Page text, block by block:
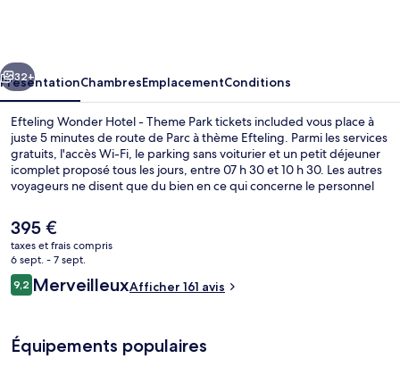
Theme
Park
tickets
included
Suivant
32+
PrésentationChambresEmplacementConditions
Efteling Wonder Hotel - Theme Park tickets included vous place à
juste 5 minutes de route de Parc à thème Efteling. Parmi les services
gratuits, l'accès Wi-Fi, le parking sans voiturier et un petit déjeuner
icomplet proposé tous les jours, entre 07 h 30 et 10 h 30. Les autres
voyageurs ne disent que du bien en ce qui concerne le personnel
Le
prix
actuel
est
de
395 €
taxes et frais compris
6 sept. - 7 sept.
Avis
voyageurs
9,29,2 sur 10
MerveilleuxAfficher 161 avis
Équipements populaires